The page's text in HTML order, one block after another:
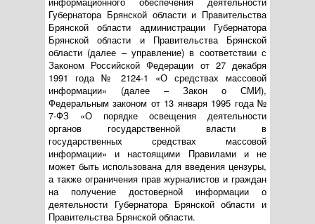
Губернатора Брянской области и Правительства
Брянской области администрации Губернатора
Брянской области и Правительства Брянской
области (далее – управление) в соответствии с
Законом Российской Федерации от 27 декабря
1991 года № 2124-1 «О средствах массовой
информации» (далее – Закон о СМИ),
Федеральным законом от 13 января 1995 года №
7-ФЗ «О порядке освещения деятельности
органов государственной власти в
государственных средствах массовой
информации» и настоящими Правилами и не
может быть использована для введения цензуры,
а также ограничения прав журналистов и граждан
на получение достоверной информации о
деятельности Губернатора Брянской области и
Правительства Брянской области.